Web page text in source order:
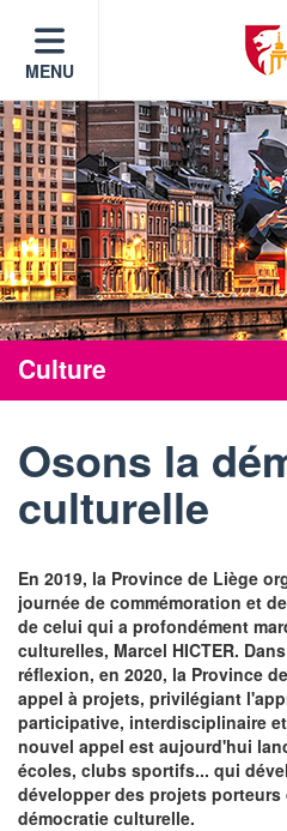
MENU
Culture
Osons la
culturelle
En 2019, la Province de Liège
journée de commémoration et
de celui qui a profondément
culturelles, Marcel HICTER.
réflexion, en 2020, la Province
appel à projets, privilégiant
participative, interdisciplinaire
nouvel appel est aujourd'hui
écoles, clubs sportifs... qui
développer des projets porteurs
démocratie culturelle.